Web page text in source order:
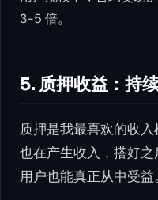
3-5 倍。
5. 质押收益：持
质押是我最喜欢的收
也在产生收入，搭好
用户也能真正从中受益。